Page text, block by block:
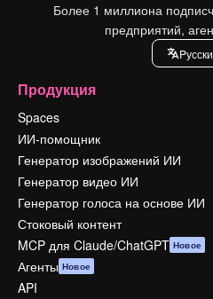
Более 1 миллиона
предприятий,
Продукция
Spaces
ИИ-помощник
Генератор изображений ИИ
Генератор видео ИИ
Генератор голоса на основе ИИ
Стоковый контент
MCP для Claude/ChatGPT Новое
Агенты Новое
API